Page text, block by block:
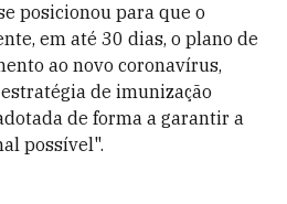
posicionou para que o
em até 30 dias, o plano de
ao novo coronavírus,
de imunização
de forma a garantir a
possível".